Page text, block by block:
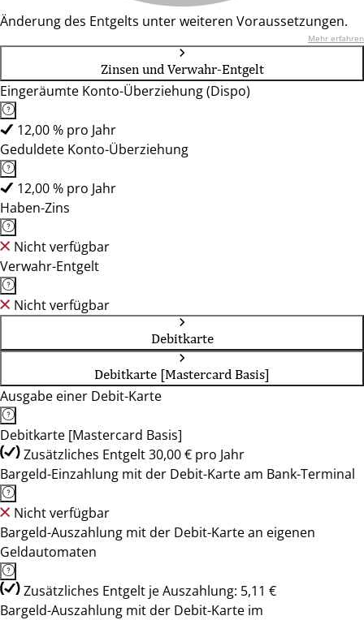
Änderung des Entgelts unter weiteren Voraussetzungen.
Mehr erfahren
Zinsen und Verwahr-Entgelt
Eingeräumte Konto-Überziehung (Dispo)
12,00 % pro Jahr
Geduldete Konto-Überziehung
12,00 % pro Jahr
Haben-Zins
Nicht verfügbar
Verwahr-Entgelt
Nicht verfügbar
Debitkarte
Debitkarte [Mastercard Basis]
Ausgabe einer Debit-Karte
Debitkarte [Mastercard Basis]
Zusätzliches Entgelt 30,00 € pro Jahr
Bargeld-Einzahlung mit der Debit-Karte am Bank-Terminal
Nicht verfügbar
Bargeld-Auszahlung mit der Debit-Karte an eigenen
Geldautomaten
Zusätzliches Entgelt je Auszahlung: 5,11 €
Bargeld-Auszahlung mit der Debit-Karte im